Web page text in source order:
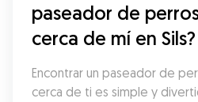
paseador de
cerca de mí en Sils?
Encontrar un paseador de
cerca de ti es simple y